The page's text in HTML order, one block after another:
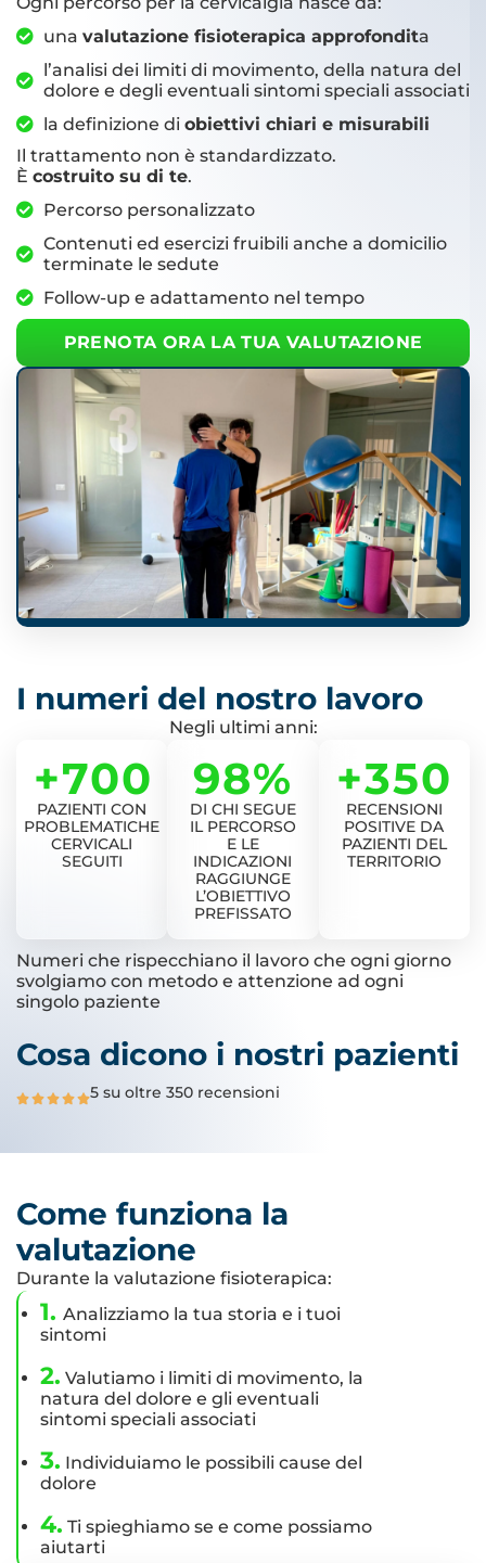
una valutazione fisioterapica approfondita
l’analisi dei limiti di movimento, della natura del
dolore e degli eventuali sintomi speciali associati
la definizione di obiettivi chiari e misurabili
Il trattamento non è standardizzato.
È costruito su di te.
Percorso personalizzato
Contenuti ed esercizi fruibili anche a domicilio
terminate le sedute
Follow-up e adattamento nel tempo
PRENOTA ORA LA TUA VALUTAZIONE
I numeri del nostro lavoro
Negli ultimi anni:
PAZIENTI CON
PROBLEMATICHE
CERVICALI
SEGUITI
+700
DI CHI SEGUE
IL PERCORSO
E LE
INDICAZIONI
RAGGIUNGE
L’OBIETTIVO
PREFISSATO
98%
RECENSIONI
POSITIVE DA
PAZIENTI DEL
TERRITORIO
+350
Numeri che rispecchiano il lavoro che ogni giorno
svolgiamo con metodo e attenzione ad ogni
singolo paziente
Cosa dicono i nostri pazienti
5 su oltre 350 recensioni
Come funziona la
valutazione
Durante la valutazione fisioterapica:
1. Analizziamo la tua storia e i tuoi
sintomi
2. Valutiamo i limiti di movimento, la
natura del dolore e gli eventuali
sintomi speciali associati
3. Individuiamo le possibili cause del
dolore
4. Ti spieghiamo se e come possiamo
aiutarti